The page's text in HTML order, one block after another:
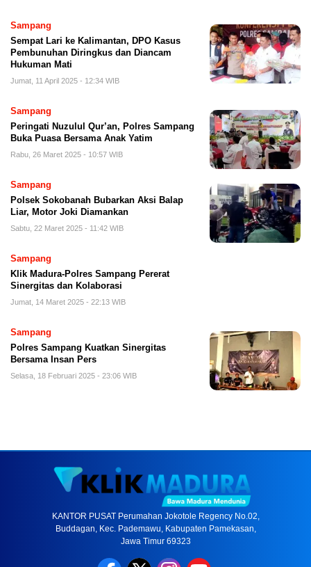
Sampang
Sempat Lari ke Kalimantan, DPO Kasus
Pembunuhan Diringkus dan Diancam
Hukuman Mati
Jumat, 11 April 2025 - 12:34 WIB
Sampang
Peringati Nuzulul Qur’an, Polres Sampang
Buka Puasa Bersama Anak Yatim
Rabu, 26 Maret 2025 - 10:57 WIB
Sampang
Polsek Sokobanah Bubarkan Aksi Balap
Liar, Motor Joki Diamankan
Sabtu, 22 Maret 2025 - 11:42 WIB
Sampang
Klik Madura-Polres Sampang Pererat
Sinergitas dan Kolaborasi
Jumat, 14 Maret 2025 - 22:13 WIB
Sampang
Polres Sampang Kuatkan Sinergitas
Bersama Insan Pers
Selasa, 18 Februari 2025 - 23:06 WIB
KANTOR PUSAT Perumahan Jokotole Regency No.02,
Buddagan, Kec. Pademawu, Kabupaten Pamekasan,
Jawa Timur 69323